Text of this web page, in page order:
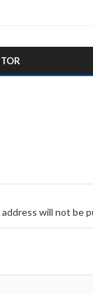
address will not be